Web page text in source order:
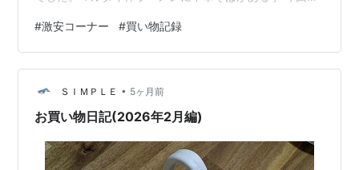
た🎯 でも、この中華そば全く見掛けないです。 見掛けた
ら買いたいな〜と思うのですが…。 別の日に激安コーナ
ーにて お菓子2種は59円。 青森りんごスパークリング79
円で 砂糖、香料不使用。お菓子も青森りんごスパークリ
ングも 美味しかったです😋 NAKAMURAの塩ラーメン、
#激安コーナー #買い物記録
ＳＩＭＰＬＥ • 5ヶ月前
お買い物日記(2026年2月編)